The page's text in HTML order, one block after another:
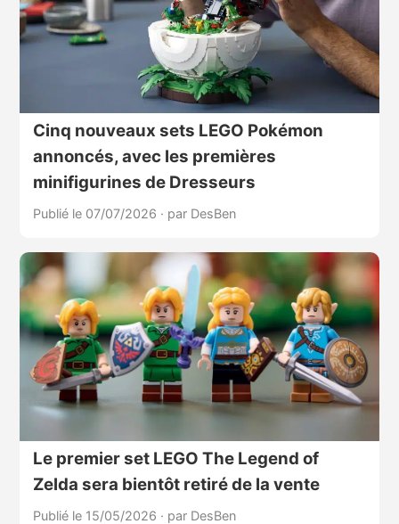
Cinq nouveaux sets LEGO Pokémon
annoncés, avec les premières
minifigurines de Dresseurs
Publié le 07/07/2026 · par DesBen
Le premier set LEGO The Legend of
Zelda sera bientôt retiré de la vente
Publié le 15/05/2026 · par DesBen